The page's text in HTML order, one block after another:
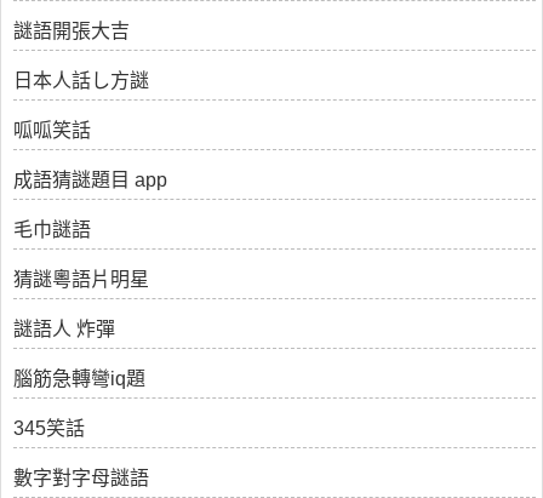
謎語開張大吉
日本人話し方謎
呱呱笑話
成語猜謎題目 app
毛巾謎語
猜謎粵語片明星
謎語人 炸彈
腦筋急轉彎iq題
345笑話
數字對字母謎語